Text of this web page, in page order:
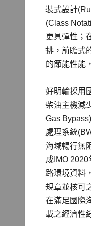
裝式設計
(Class
更具彈性；
排，前瞻式
的節能性能
好明輪採用
柴油主機減
Gas
處理系統
海域暢行無
成IMO
路環境資料
規章並核可
在滿足國際
載之經濟性